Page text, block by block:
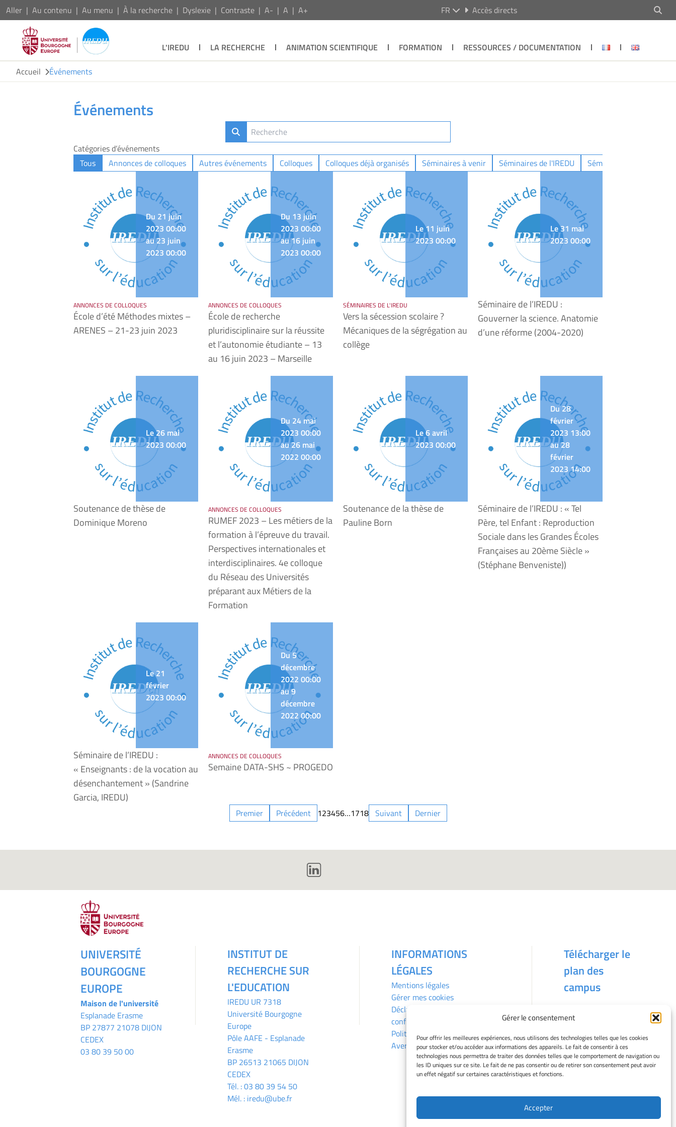
Gérer le consentement
Pour offrir les meilleures expériences, nous utilisons des technologies telles que les cookies
pour stocker et/ou accéder aux informations des appareils. Le fait de consentir à ces
technologies nous permettra de traiter des données telles que le comportement de navigation ou
les ID uniques sur ce site. Le fait de ne pas consentir ou de retirer son consentement peut avoir
un effet négatif sur certaines caractéristiques et fonctions.
Accepter
Aller Au contenu Au menu À la recherche Dyslexie Contraste A- A A+ FR Accès directs
L'IREDU LA RECHERCHE ANIMATION SCIENTIFIQUE FORMATION
RESSOURCES / DOCUMENTATION
Accueil
Événements
Événements
Catégories d’événements
Tous
Annonces de colloques Autres événements Colloques Colloques déjà organisés Séminaires à venir Séminaires de l'IREDU Séminaires déja organisés
Du 21 juin
2023 00:00
au 23 juin
2023 00:00
ANNONCES DE COLLOQUES
École d’été Méthodes mixtes –
ARENES – 21-23 juin 2023
Du 13 juin
2023 00:00
au 16 juin
2023 00:00
ANNONCES DE COLLOQUES
École de recherche
pluridisciplinaire sur la réussite
et l’autonomie étudiante – 13
au 16 juin 2023 – Marseille
Le 11 juin
2023 00:00
SÉMINAIRES DE L'IREDU
Vers la sécession scolaire ?
Mécaniques de la ségrégation au
collège
Le 31 mai
2023 00:00
Séminaire de l’IREDU :
Gouverner la science. Anatomie
d’une réforme (2004-2020)
Le 26 mai
2023 00:00
Soutenance de thèse de
Dominique Moreno
Du 24 mai
2023 00:00
au 26 mai
2022 00:00
ANNONCES DE COLLOQUES
RUMEF 2023 – Les métiers de la
formation à l’épreuve du travail.
Perspectives internationales et
interdisciplinaires. 4e colloque
du Réseau des Universités
préparant aux Métiers de la
Formation
Le 6 avril
2023 00:00
Soutenance de la thèse de
Pauline Born
Du 28
février
2023 13:00
au 28
février
2023 14:00
Séminaire de l’IREDU : « Tel
Père, tel Enfant : Reproduction
Sociale dans les Grandes Écoles
Françaises au 20ème Siècle »
(Stéphane Benveniste))
Le 21
février
2023 00:00
Séminaire de l’IREDU :
« Enseignants : de la vocation au
désenchantement » (Sandrine
Garcia, IREDU)
Du 5
décembre
2022 00:00
au 9
décembre
2022 00:00
ANNONCES DE COLLOQUES
Semaine DATA-SHS ~ PROGEDO
Premier Précédent 123456…1718 Suivant Dernier
UNIVERSITÉ
BOURGOGNE
EUROPE
Maison de l'université
Esplanade Erasme
BP 27877 21078 DIJON
CEDEX
03 80 39 50 00
INSTITUT DE
RECHERCHE SUR
L'EDUCATION
IREDU UR 7318
Université Bourgogne
Europe
Pôle AAFE - Esplanade
Erasme
BP 26513 21065 DIJON
CEDEX
Tél. :03 80 39 54 50
Mél. : iredu@ube.fr
INFORMATIONS
LÉGALES
Mentions légales
Gérer mes cookies
Déclaration de
confidentialité
Politique des cookies
Avertissement
Télécharger le
plan des
campus